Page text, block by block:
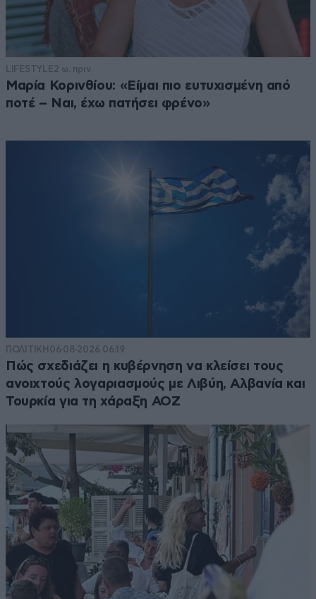
LIFESTYLE 2 ω. πριν
Μαρία Κορινθίου: «Είμαι πιο ευτυχισμένη από
ποτέ – Ναι, έχω πατήσει φρένο»
ΠΟΛΙΤΙΚΗ 06·08·2026 06:19
Πώς σχεδιάζει η κυβέρνηση να κλείσει τους
ανοιχτούς λογαριασμούς με Λιβύη, Αλβανία και
Τουρκία για τη χάραξη ΑΟΖ